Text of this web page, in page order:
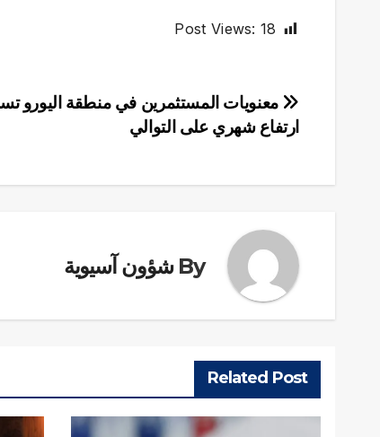
Post Views: 18
تصفّح
المقالات
معنويات المستثمرين في منطقة اليورو
ارتفاع شهري على التوالي
By شؤون آسيوية
Related Post